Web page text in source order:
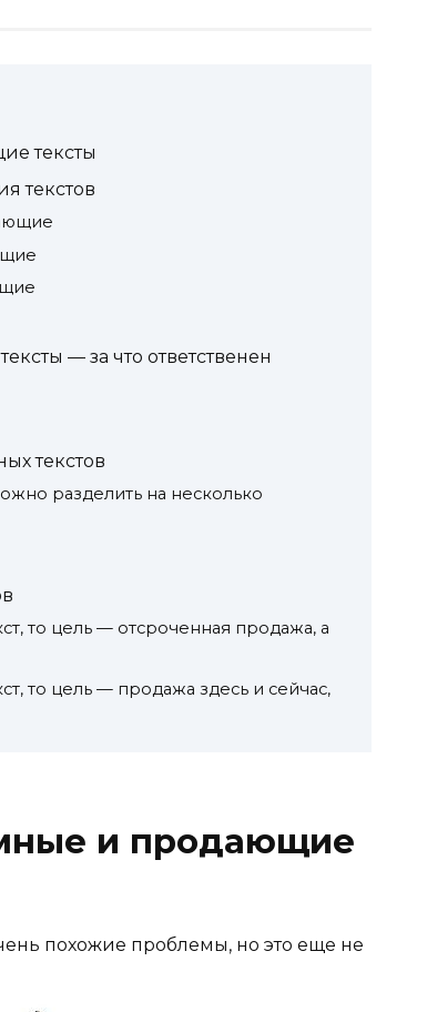
тексты
текстов
— за что ответственен
текстов
разделить на несколько
то цель — отсроченная продажа, а
то цель — продажа здесь и сейчас,
и продающие
похожие проблемы, но это еще не